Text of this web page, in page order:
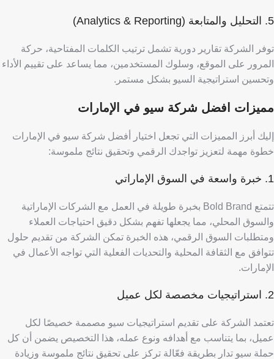
5. التحليل والمتابعة (Analytics & Reporting)
توفر الشركة تقارير دورية تشمل ترتيب الكلمات المفتاحية، حركة
المرور على الموقع، وسلوك المستخدمين، مما يساعد على تقييم الأداء
وتحسين استراتيجية السيو بشكل مستمر.
مميزات افضل شركة سيو في الإمارات
إليك أبرز المميزات التي تجعل اختيار أفضل شركة سيو في الإمارات
خطوة مهمة لتعزيز تواجدك الرقمي وتحقيق نتائج ملموسة:
1. خبرة واسعة في السوق الإماراتي
تتمتع Bold Brand بخبرة طويلة في العمل مع الشركات الإماراتية
والسوق المحلي، مما يجعلها تفهم بشكل دقيق احتياجات العملاء
ومتطلبات السوق الرقمي، هذه الخبرة تمكن الشركة من تقديم حلول
تتوافق مع الثقافة المحلية والتحديات الفعلية التي تواجه الأعمال في
الإمارات.
2. استراتيجيات مخصصة لكل عميل
تعتمد الشركة على تقديم استراتيجيات سيو مصممة خصيصًا لكل
عميل، بما يتناسب مع أهدافه ونوع عمله، هذا التخصيص يضمن أن كل
حملة سيو تدار بطريقة فعّالة تركز على تحقيق نتائج ملموسة وزيادة